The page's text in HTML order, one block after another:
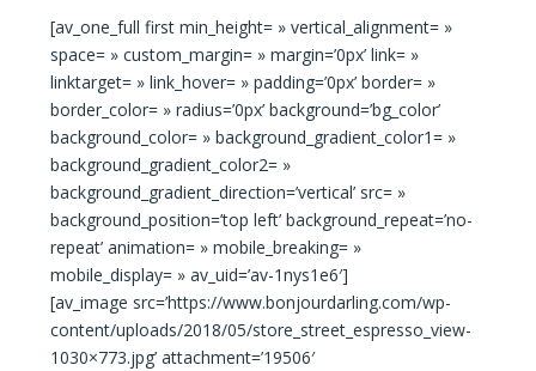
[av_one_full first min_height= » vertical_alignment= »
space= » custom_margin= » margin=’0px’ link= »
linktarget= » link_hover= » padding=’0px’ border= »
border_color= » radius=’0px’ background=’bg_color’
background_color= » background_gradient_color1= »
background_gradient_color2= »
background_gradient_direction=’vertical’ src= »
background_position=’top left’ background_repeat=’no-
repeat’ animation= » mobile_breaking= »
mobile_display= » av_uid=’av-1nys1e6′]
[av_image src=’https://www.bonjourdarling.com/wp-
content/uploads/2018/05/store_street_espresso_view-
1030×773.jpg’ attachment=’19506′